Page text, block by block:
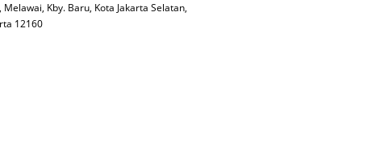
Kby. Baru, Kota Jakarta Selatan,
12160